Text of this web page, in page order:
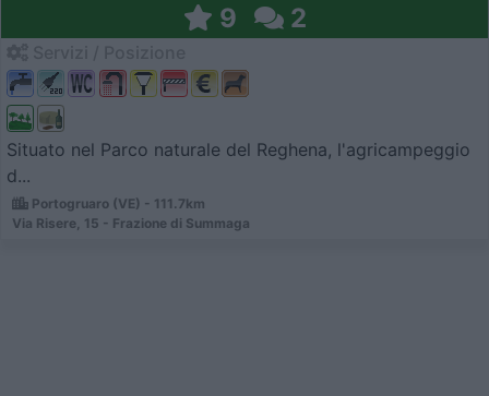
9 2
Situato nel Parco naturale del Reghena, l'agricampeggio
d...
Portogruaro (VE) - 111.7km
Via Risere, 15 - Frazione di Summaga